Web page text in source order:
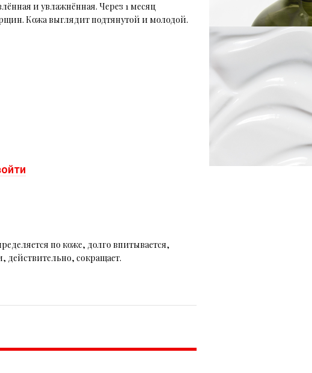
и увлажнённая. Через 1 месяц
Кожа выглядит подтянутой и молодой.
по коже, долго впитывается,
сокращает.